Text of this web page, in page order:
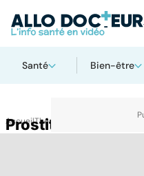
Santé Bien-être
AccueilThématiques
Prostitution